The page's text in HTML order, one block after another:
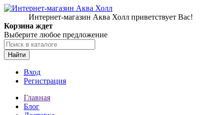
Интернет-магазин Аква Холл приветствует Вас!
Корзина ждет
Выберите любое предложение
Найти
Вход
Регистрация
Главная
Блог